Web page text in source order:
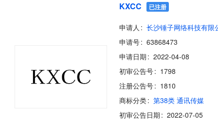
KXCC 已注册
申请人
长沙锤子网络科技有限
申请号
63868473
申请日期
2022-04-08
初审公告号
1798
注册公告号
1810
商标分类
第38类 通讯传媒
初审公告日期
2022-07-05